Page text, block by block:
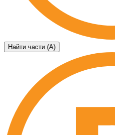
Найти части (А)